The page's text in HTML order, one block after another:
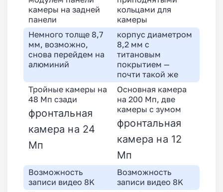
камеры на задней
панели
кольцами для
камеры
Немного толще 8,7
мм, возможно,
снова перейдем на
алюминий
корпус диаметром
8,2 мм с
титановым
покрытием —
почти такой же
Тройные камеры на
48 Мп сзади
фронтальная
камера на 24
Мп
Основная камера
на 200 Мп, две
камеры с зумом
фронтальная
камера на 12
Мп
Возможность
записи видео 8K
Возможность
записи видео 8K